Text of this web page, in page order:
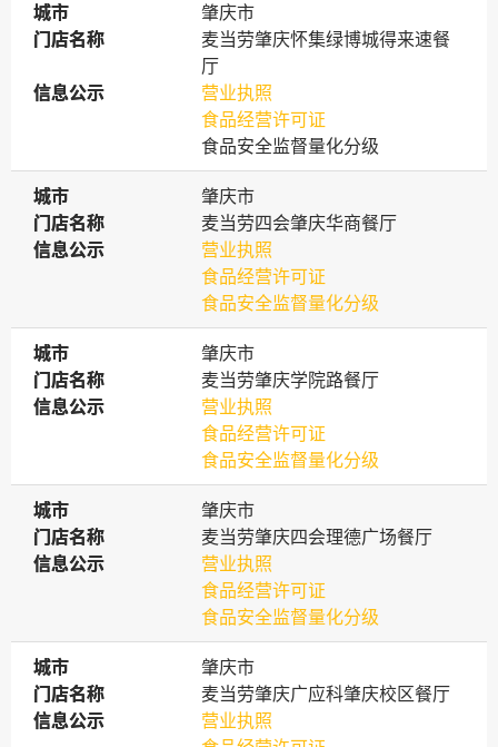
城市
城市
肇庆市
门店名称
门店名称
麦当劳肇庆怀集绿博城得来速餐
厅
信息公示
信息公示
营业执照
食品经营许可证
食品安全监督量化分级
城市
城市
肇庆市
门店名称
门店名称
麦当劳四会肇庆华商餐厅
信息公示
信息公示
营业执照
食品经营许可证
食品安全监督量化分级
城市
城市
肇庆市
门店名称
门店名称
麦当劳肇庆学院路餐厅
信息公示
信息公示
营业执照
食品经营许可证
食品安全监督量化分级
城市
城市
肇庆市
门店名称
门店名称
麦当劳肇庆四会理德广场餐厅
信息公示
信息公示
营业执照
食品经营许可证
食品安全监督量化分级
城市
城市
肇庆市
门店名称
门店名称
麦当劳肇庆广应科肇庆校区餐厅
信息公示
信息公示
营业执照